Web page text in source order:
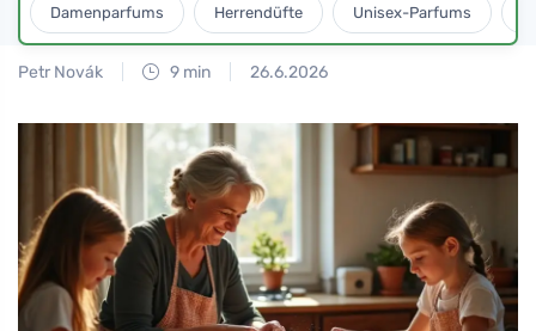
Damenparfums Herrendüfte Unisex-Parfums
Petr Novák 9 min 26.6.2026